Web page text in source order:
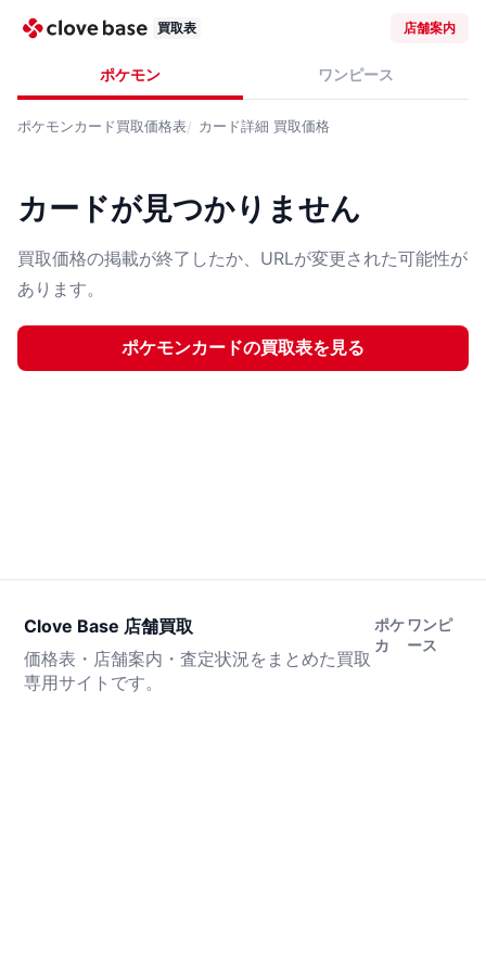
買取表 店舗案内
ポケモン ワンピース
ポケモンカード買取価格表 カード詳細 買取価格
カードが見つかりません
買取価格の掲載が終了したか、URLが変更された可能性が
あります。
ポケモンカードの買取表を見る
Clove Base 店舗買取
価格表・店舗案内・査定状況をまとめた買取
専用サイトです。
ポケ
カ
ワンピ
ース